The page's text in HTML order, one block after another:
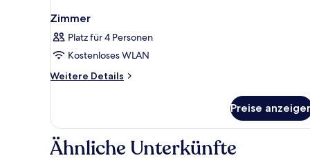
Zimmer
Platz für 4 Personen
Kostenloses WLAN
Weitere Details
Weitere
Preise
Ähnliche Unterkünfte